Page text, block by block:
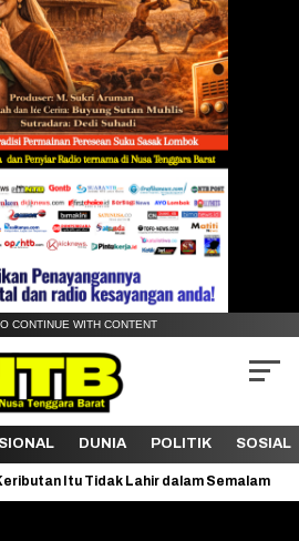
CONTINUE WITH CONTENT
DUNIA POLITIK SOSIAL
Lahir dalam Semalam